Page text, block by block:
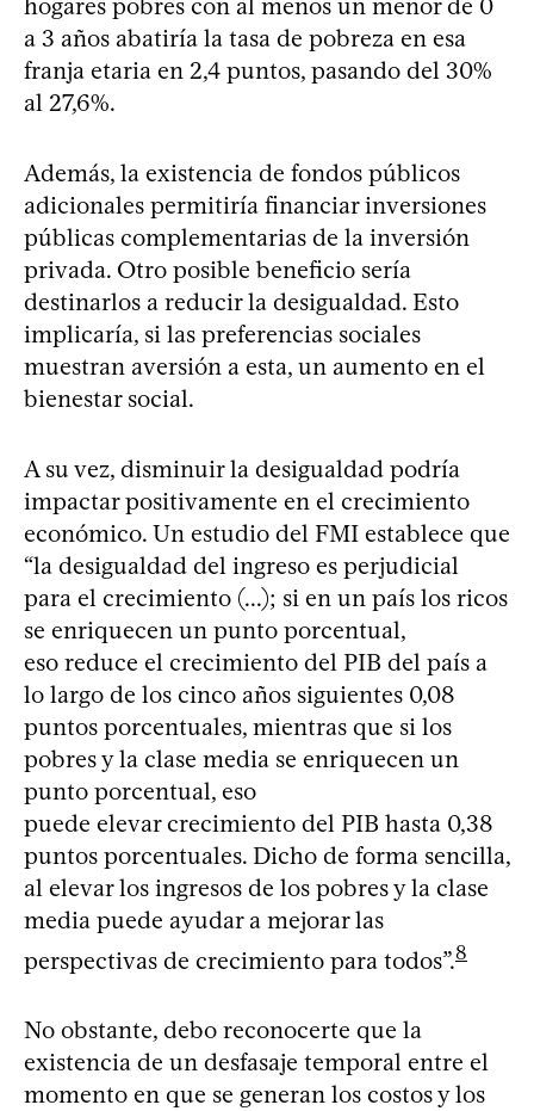
a 3 años abatiría la tasa de pobreza en esa
franja etaria en 2,4 puntos, pasando del 30%
al 27,6%.
Además, la existencia de fondos públicos
adicionales permitiría financiar inversiones
públicas complementarias de la inversión
privada. Otro posible beneficio sería
destinarlos a reducir la desigualdad. Esto
implicaría, si las preferencias sociales
muestran aversión a esta, un aumento en el
bienestar social.
A su vez, disminuir la desigualdad podría
impactar positivamente en el crecimiento
económico. Un estudio del FMI establece que
“la desigualdad del ingreso es perjudicial
para el crecimiento (...); si en un país los ricos
se enriquecen un punto porcentual,
eso reduce el crecimiento del PIB del país a
lo largo de los cinco años siguientes 0,08
puntos porcentuales, mientras que si los
pobres y la clase media se enriquecen un
punto porcentual, eso
puede elevar crecimiento del PIB hasta 0,38
puntos porcentuales. Dicho de forma sencilla,
al elevar los ingresos de los pobres y la clase
media puede ayudar a mejorar las
perspectivas de crecimiento para todos”.8
No obstante, debo reconocerte que la
existencia de un desfasaje temporal entre el
momento en que se generan los costos y los